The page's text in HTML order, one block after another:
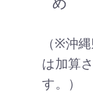
（※沖
は加算
す。）